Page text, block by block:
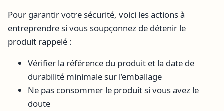
Pour garantir votre sécurité, voici les actions à
entreprendre si vous soupçonnez de détenir le
produit rappelé :
Vérifier la référence du produit et la date de
durabilité minimale sur l’emballage
Ne pas consommer le produit si vous avez le
doute